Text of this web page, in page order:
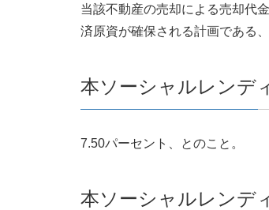
当該不動産の売却による売却代
済原資が確保される計画である、
本ソーシャルレンデ
7.50パーセント、とのこと。
本ソーシャルレンデ